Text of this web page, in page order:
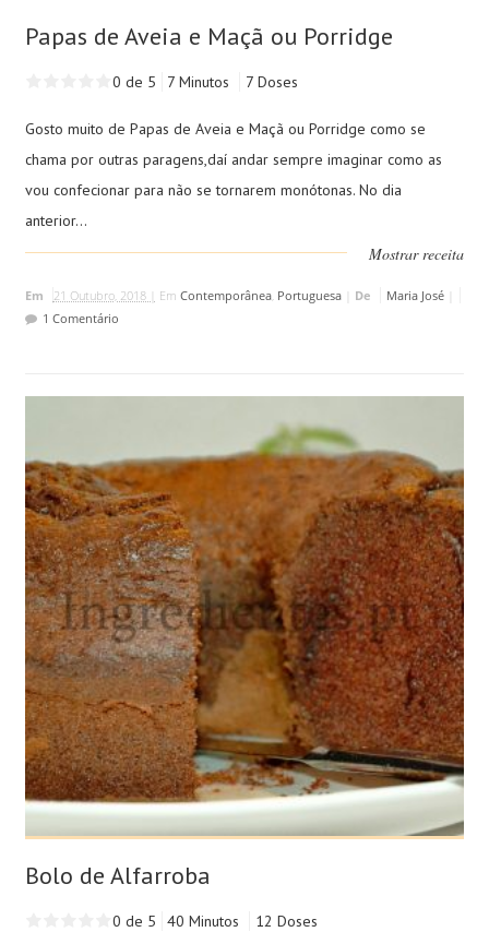
Papas de Aveia e Maçã ou Porridge
0 de 5 7 Minutos 7 Doses
Gosto muito de Papas de Aveia e Maçã ou Porridge como se
chama por outras paragens,daí andar sempre imaginar como as
vou confecionar para não se tornarem monótonas. No dia
anterior...
Mostrar receita
Em 21 Outubro, 2018 | Em Contemporânea, Portuguesa| De Maria José|
1 Comentário
Bolo de Alfarroba
0 de 5 40 Minutos 12 Doses